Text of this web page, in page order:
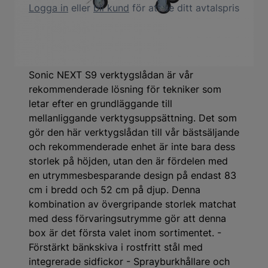
Logga in eller bli kund för att se ditt avtalspris
Sonic NEXT S9 verktygslådan är vår
rekommenderade lösning för tekniker som
letar efter en grundläggande till
mellanliggande verktygsuppsättning. Det som
gör den här verktygslådan till vår bästsäljande
och rekommenderade enhet är inte bara dess
storlek på höjden, utan den är fördelen med
en utrymmesbesparande design på endast 83
cm i bredd och 52 cm på djup. Denna
kombination av övergripande storlek matchat
med dess förvaringsutrymme gör att denna
box är det första valet inom sortimentet. -
Förstärkt bänkskiva i rostfritt stål med
integrerade sidfickor - Sprayburkhållare och